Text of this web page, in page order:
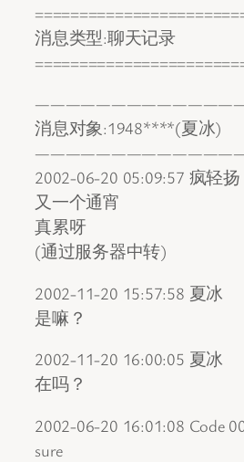
消息类型:聊天记录
消息对象:1948****(夏冰)
2002-06-20 05:09:57 疯轻扬
又一个通宵
真累呀
(通过服务器中转)
2002-11-20 15:57:58 夏冰
是嘛？
2002-11-20 16:00:05 夏冰
在吗？
2002-06-20 16:01:08 Code
sure